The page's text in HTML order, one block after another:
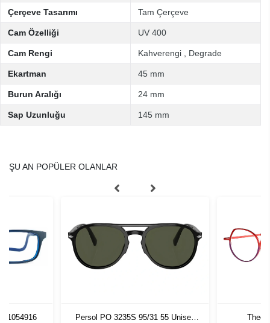
Çerçeve Tasarımı Tam Çerçeve
Cam Özelliği UV 400
Cam Rengi Kahverengi Degrade
Ekartman 45 mm
Burun Aralığı 24 mm
Sap Uzunluğu 145 mm
ŞU AN POPÜLER OLANLAR
1054916
Persol PO 3235S 95/31 55 Unisex
Theo